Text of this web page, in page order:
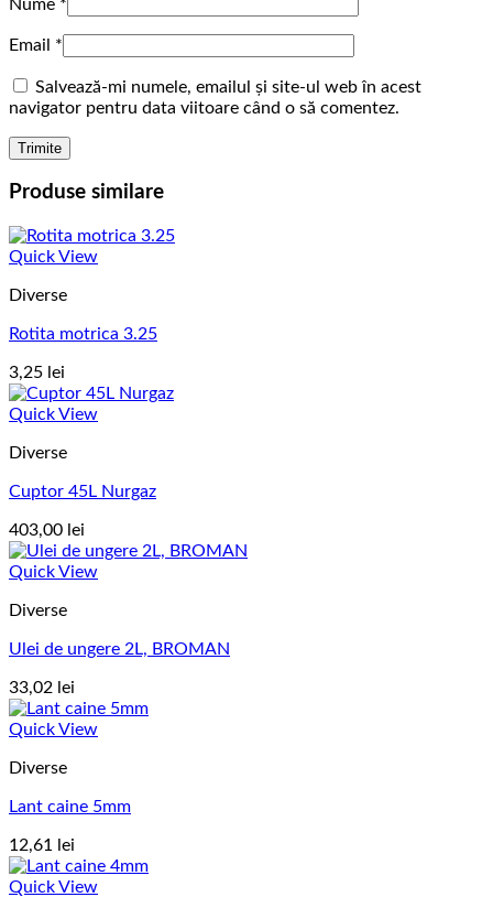
Nume *
Email *
Salvează-mi numele, emailul și site-ul web în acest
navigator pentru data viitoare când o să comentez.
Produse similare
Quick View
Diverse
Rotita motrica 3.25
3,25 lei
Quick View
Diverse
Cuptor 45L Nurgaz
403,00 lei
Quick View
Diverse
Ulei de ungere 2L, BROMAN
33,02 lei
Quick View
Diverse
Lant caine 5mm
12,61 lei
Quick View